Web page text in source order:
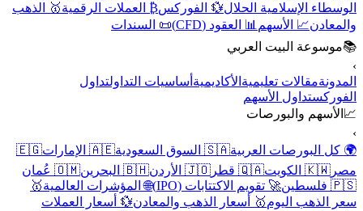
الوسطاء الإسلامية الحلال💱 الفوركس₿ العملات الرقمية🥇 الذهب
والمعادن📈 الأسهم 📊 العقود (CFD)
📜 السندات
📚موسوعة البيت العربي
›
المدونةمقالات تعليمية الأكاديمية أساسيات التداولتداول
الفوركستداول الأسهم
📈 الأسهم والبورصات
›
🌍 كل البورصات العربية🇸🇦 السوق السعودية 🇦🇪 الإمارات
🇪🇬
مصر 🇰🇼 الكويت 🇶🇦 قطر 🇯🇴 الأردن 🇧🇭 البحرين
🇴🇲 عُمان
🇵🇸 فلسطين
🚀 تقويم الاكتتابات (IPO) 🌐 المؤشرات العالمية🥇
سعر الذهب اليوم🥇 أسعار الذهب والمعادن💱 أسعار العملات